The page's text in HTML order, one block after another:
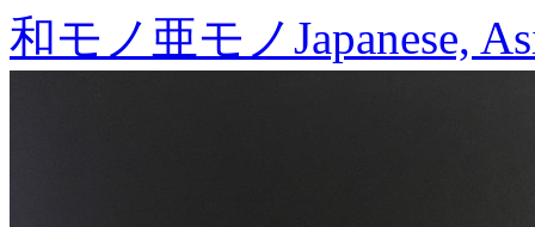
和モノ亜モノJapanese,